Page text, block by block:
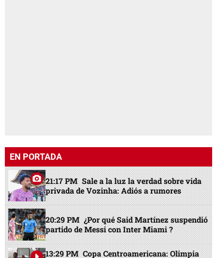
EN PORTADA
21:17 PM Sale a la luz la verdad sobre vida
privada de Vozinha: Adiós a rumores
20:29 PM ¿Por qué Said Martínez suspendió
partido de Messi con Inter Miami ?
13:29 PM Copa Centroamericana: Olimpia